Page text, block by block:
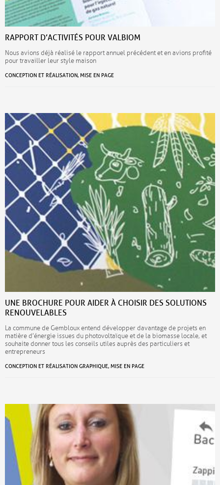
RAPPORT D’ACTIVITÉS POUR VALBIOM
Nous avions déjà réalisé le rapport annuel précédent et en avions profité
pour travailler leur style maison
CONCEPTION ET RÉALISATION, MISE EN PAGE
UNE BROCHURE POUR AIDER À CHOISIR DES SOLUTIONS
RENOUVELABLES
La commune de Gembloux entend développer davantage de projets en
matière d’énergie issues du photovoltaïque et de la biomasse locale, et
souhaite donner tous les conseils utiles auprès des particuliers et
entrepreneurs
CONCEPTION ET RÉALISATION GRAPHIQUE, MISE EN PAGE